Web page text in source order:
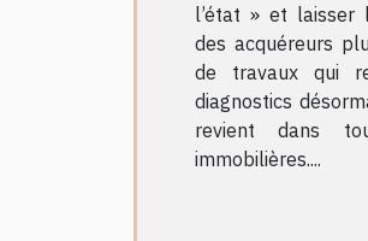
l’état » et laisser
des acquéreurs
de travaux qui
diagnostics
revient dans
immobilières....